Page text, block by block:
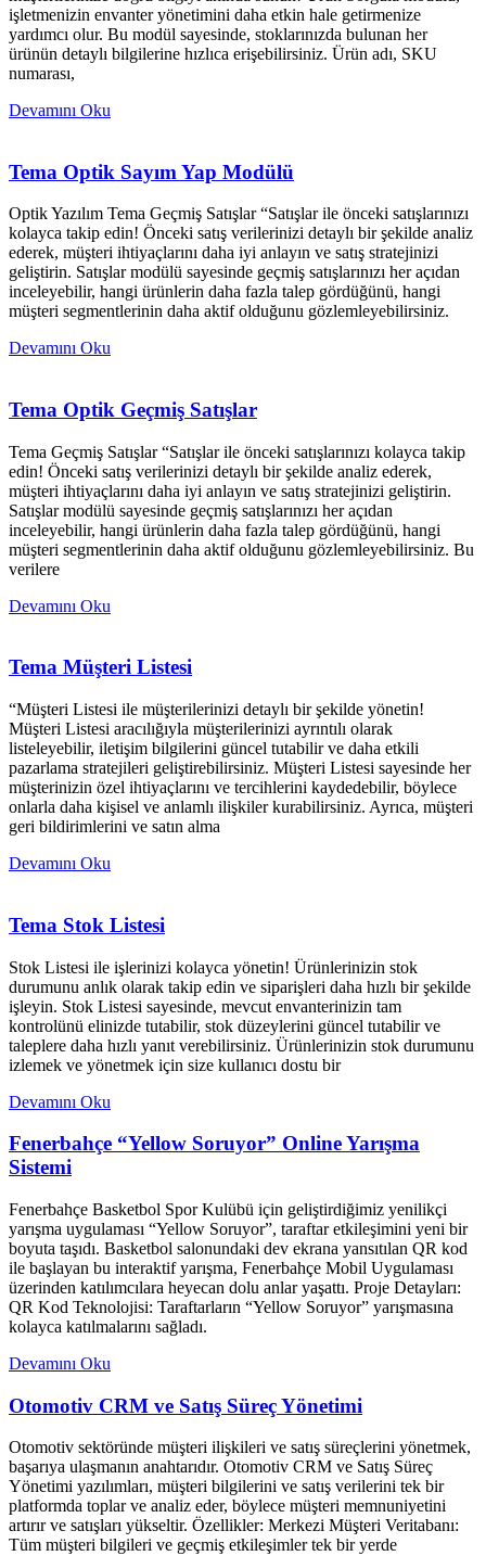
işletmenizin envanter yönetimini daha etkin hale getirmenize
yardımcı olur. Bu modül sayesinde, stoklarınızda bulunan her
ürünün detaylı bilgilerine hızlıca erişebilirsiniz. Ürün adı, SKU
numarası,
Devamını Oku
Tema Optik Sayım Yap Modülü
Optik Yazılım Tema Geçmiş Satışlar “Satışlar ile önceki satışlarınızı
kolayca takip edin! Önceki satış verilerinizi detaylı bir şekilde analiz
ederek, müşteri ihtiyaçlarını daha iyi anlayın ve satış stratejinizi
geliştirin. Satışlar modülü sayesinde geçmiş satışlarınızı her açıdan
inceleyebilir, hangi ürünlerin daha fazla talep gördüğünü, hangi
müşteri segmentlerinin daha aktif olduğunu gözlemleyebilirsiniz.
Devamını Oku
Tema Optik Geçmiş Satışlar
Tema Geçmiş Satışlar “Satışlar ile önceki satışlarınızı kolayca takip
edin! Önceki satış verilerinizi detaylı bir şekilde analiz ederek,
müşteri ihtiyaçlarını daha iyi anlayın ve satış stratejinizi geliştirin.
Satışlar modülü sayesinde geçmiş satışlarınızı her açıdan
inceleyebilir, hangi ürünlerin daha fazla talep gördüğünü, hangi
müşteri segmentlerinin daha aktif olduğunu gözlemleyebilirsiniz. Bu
verilere
Devamını Oku
Tema Müşteri Listesi
“Müşteri Listesi ile müşterilerinizi detaylı bir şekilde yönetin!
Müşteri Listesi aracılığıyla müşterilerinizi ayrıntılı olarak
listeleyebilir, iletişim bilgilerini güncel tutabilir ve daha etkili
pazarlama stratejileri geliştirebilirsiniz. Müşteri Listesi sayesinde her
müşterinizin özel ihtiyaçlarını ve tercihlerini kaydedebilir, böylece
onlarla daha kişisel ve anlamlı ilişkiler kurabilirsiniz. Ayrıca, müşteri
geri bildirimlerini ve satın alma
Devamını Oku
Tema Stok Listesi
Stok Listesi ile işlerinizi kolayca yönetin! Ürünlerinizin stok
durumunu anlık olarak takip edin ve siparişleri daha hızlı bir şekilde
işleyin. Stok Listesi sayesinde, mevcut envanterinizin tam
kontrolünü elinizde tutabilir, stok düzeylerini güncel tutabilir ve
taleplere daha hızlı yanıt verebilirsiniz. Ürünlerinizin stok durumunu
izlemek ve yönetmek için size kullanıcı dostu bir
Devamını Oku
Fenerbahçe “Yellow Soruyor” Online Yarışma
Sistemi
Fenerbahçe Basketbol Spor Kulübü için geliştirdiğimiz yenilikçi
yarışma uygulaması “Yellow Soruyor”, taraftar etkileşimini yeni bir
boyuta taşıdı. Basketbol salonundaki dev ekrana yansıtılan QR kod
ile başlayan bu interaktif yarışma, Fenerbahçe Mobil Uygulaması
üzerinden katılımcılara heyecan dolu anlar yaşattı. Proje Detayları:
QR Kod Teknolojisi: Taraftarların “Yellow Soruyor” yarışmasına
kolayca katılmalarını sağladı.
Devamını Oku
Otomotiv CRM ve Satış Süreç Yönetimi
Otomotiv sektöründe müşteri ilişkileri ve satış süreçlerini yönetmek,
başarıya ulaşmanın anahtarıdır. Otomotiv CRM ve Satış Süreç
Yönetimi yazılımları, müşteri bilgilerini ve satış verilerini tek bir
platformda toplar ve analiz eder, böylece müşteri memnuniyetini
artırır ve satışları yükseltir. Özellikler: Merkezi Müşteri Veritabanı:
Tüm müşteri bilgileri ve geçmiş etkileşimler tek bir yerde